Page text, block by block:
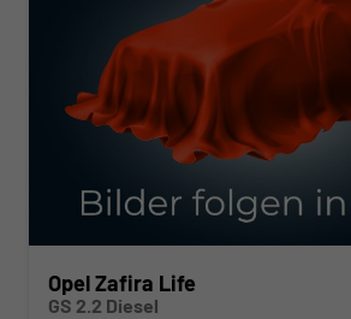
Opel Zafira Life
GS 2.2 Diesel